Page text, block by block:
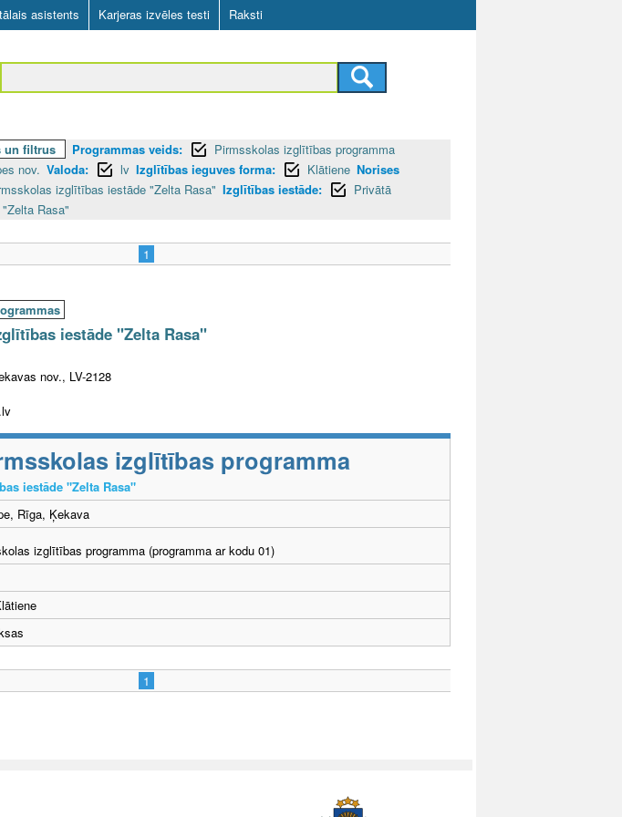
asistents Karjeras izvēles testi Raksti
un filtrus Programmas veids:
Pirmsskolas izglītības programma
nov. Valoda: lv Izglītības ieguves forma: Klātiene Norises
izglītības iestāde "Zelta Rasa" Izglītības iestāde:
Privātā
Rasa"
1
iestāde "Zelta Rasa"
nov., LV-2128
izglītības programma
iestāde "Zelta Rasa"
Rīga, Ķekava
izglītības programma (programma ar kodu 01)
1